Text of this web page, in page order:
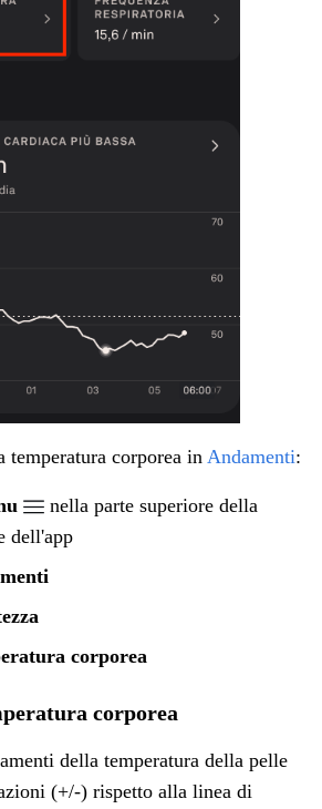
temperatura corporea in Andamenti:
nella parte superiore della
dell'app
corporea
corporea
della temperatura della pelle
(+/-) rispetto alla linea di